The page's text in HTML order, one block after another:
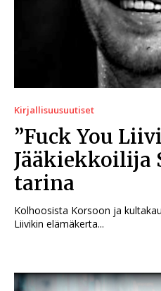
Kirjallisuusuutiset
”Fuck You
tarina
Kolhoosista Korsoon ja
Liivikin elämäkerta...